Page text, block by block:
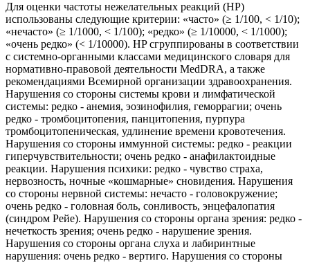
Для оценки частоты нежелательных реакций (HP)
использованы следующие критерии: «часто» (≥ 1/100, < 1/10);
«нечасто» (≥ 1/1000, < 1/100); «редко» (≥ 1/10000, < 1/1000);
«очень редко» (< 1/10000). HP сгруппированы в соответствии
с системно-органными классами медицинского словаря для
нормативно-правовой деятельности MedDRA, а также
рекомендациями Всемирной организации здравоохранения.
Нарушения со стороны системы крови и лимфатической
системы: редко - анемия, эозинофилия, геморрагии; очень
редко - тромбоцитопения, панцитопения, пурпура
тромбоцитопеническая, удлинение времени кровотечения.
Нарушения со стороны иммунной системы: редко - реакции
гиперчувствительности; очень редко - анафилактоидные
реакции. Нарушения психики: редко - чувство страха,
нервозность, ночные «кошмарные» сновидения. Нарушения
со стороны нервной системы: нечасто - головокружение;
очень редко - головная боль, сонливость, энцефалопатия
(синдром Рейе). Нарушения со стороны органа зрения: редко -
нечеткость зрения; очень редко - нарушение зрения.
Нарушения со стороны органа слуха и лабиринтные
нарушения: очень редко - вертиго. Нарушения со стороны